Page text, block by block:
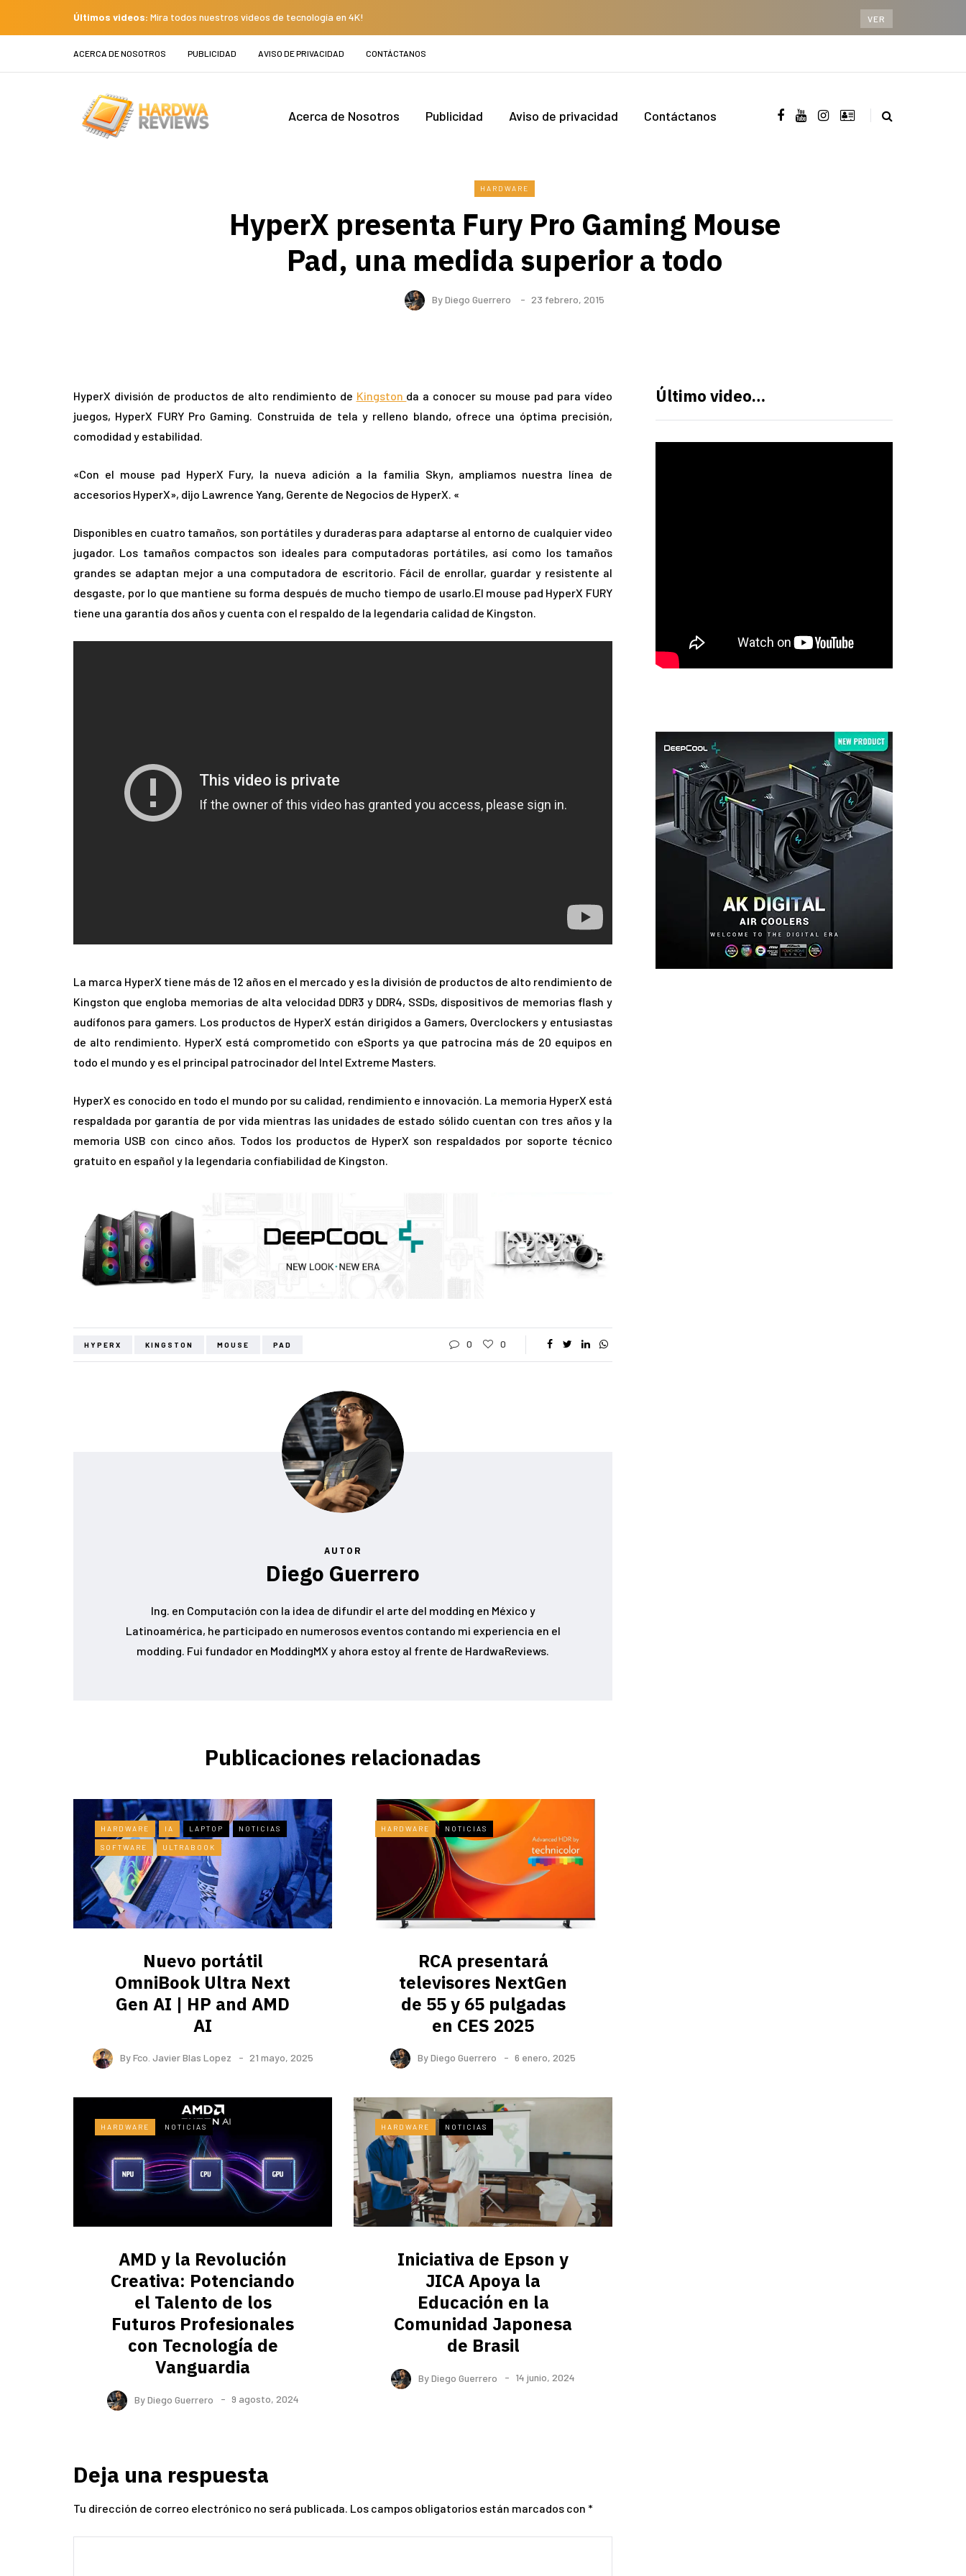
Últimos videos: Mira todos nuestros videos de tecnología en 4K! VER
ACERCA DE NOSOTROS PUBLICIDAD AVISO DE PRIVACIDAD CONTÁCTANOS
Acerca de Nosotros Publicidad Aviso de privacidad Contáctanos
HARDWARE
HyperX presenta Fury Pro Gaming Mouse
Pad, una medida superior a todo
ByDiego Guerrero 23 febrero, 2015
HyperX división de productos de alto rendimiento de Kingston da a conocer su mouse pad para vídeo
juegos, HyperX FURY Pro Gaming. Construida de tela y relleno blando, ofrece una óptima precisión,
comodidad y estabilidad.
«Con el mouse pad HyperX Fury, la nueva adición a la familia Skyn, ampliamos nuestra línea de
accesorios HyperX», dijo Lawrence Yang, Gerente de Negocios de HyperX. «
Disponibles en cuatro tamaños, son portátiles y duraderas para adaptarse al entorno de cualquier video
jugador. Los tamaños compactos son ideales para computadoras portátiles, así como los tamaños
grandes se adaptan mejor a una computadora de escritorio. Fácil de enrollar, guardar y resistente al
desgaste, por lo que mantiene su forma después de mucho tiempo de usarlo.El mouse pad HyperX FURY
tiene una garantía dos años y cuenta con el respaldo de la legendaria calidad de Kingston.
La marca HyperX tiene más de 12 años en el mercado y es la división de productos de alto rendimiento de
Kingston que engloba memorias de alta velocidad DDR3 y DDR4, SSDs, dispositivos de memorias flash y
audífonos para gamers. Los productos de HyperX están dirigidos a Gamers, Overclockers y entusiastas
de alto rendimiento. HyperX está comprometido con eSports ya que patrocina más de 20 equipos en
todo el mundo y es el principal patrocinador del Intel Extreme Masters.
HyperX es conocido en todo el mundo por su calidad, rendimiento e innovación. La memoria HyperX está
respaldada por garantía de por vida mientras las unidades de estado sólido cuentan con tres años y la
memoria USB con cinco años. Todos los productos de HyperX son respaldados por soporte técnico
gratuito en español y la legendaria confiabilidad de Kingston.
HYPERX KINGSTON MOUSE PAD 0 0
AUTOR
Diego Guerrero
Ing. en Computación con la idea de difundir el arte del modding en México y
Latinoamérica, he participado en numerosos eventos contando mi experiencia en el
modding. Fui fundador en ModdingMX y ahora estoy al frente de HardwaReviews.
Publicaciones relacionadas
HARDWARE IA LAPTOP NOTICIAS
SOFTWARE ULTRABOOK
Nuevo portátil
OmniBook Ultra ​Next
Gen AI | HP and AMD
AI
ByFco. Javier Blas Lopez 21 mayo, 2025
HARDWARE NOTICIAS
RCA presentará
televisores NextGen
de 55 y 65 pulgadas
en CES 2025
ByDiego Guerrero 6 enero, 2025
HARDWARE NOTICIAS
AMD y la Revolución
Creativa: Potenciando
el Talento de los
Futuros Profesionales
con Tecnología de
Vanguardia
ByDiego Guerrero 9 agosto, 2024
HARDWARE NOTICIAS
Iniciativa de Epson y
JICA Apoya la
Educación en la
Comunidad Japonesa
de Brasil
ByDiego Guerrero 14 junio, 2024
Deja una respuesta
Tu dirección de correo electrónico no será publicada. Los campos obligatorios están marcados con *
Último video…